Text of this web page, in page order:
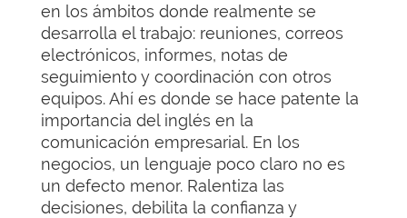
en los ámbitos donde realmente se
desarrolla el trabajo: reuniones, correos
electrónicos, informes, notas de
seguimiento y coordinación con otros
equipos. Ahí es donde se hace patente la
importancia del inglés en la
comunicación empresarial. En los
negocios, un lenguaje poco claro no es
un defecto menor. Ralentiza las
decisiones, debilita la confianza y